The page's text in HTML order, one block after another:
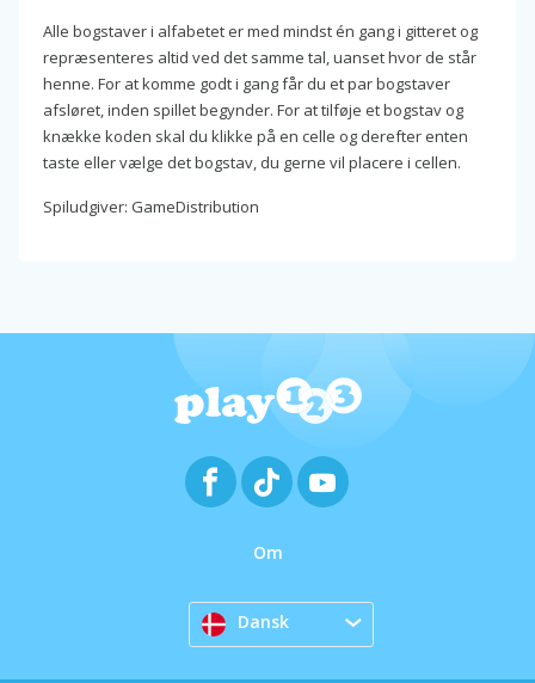
Alle bogstaver i alfabetet er med mindst én gang i gitteret og
repræsenteres altid ved det samme tal, uanset hvor de står
henne. For at komme godt i gang får du et par bogstaver
afsløret, inden spillet begynder. For at tilføje et bogstav og
knække koden skal du klikke på en celle og derefter enten
taste eller vælge det bogstav, du gerne vil placere i cellen.
Spiludgiver: GameDistribution
Om
Dansk